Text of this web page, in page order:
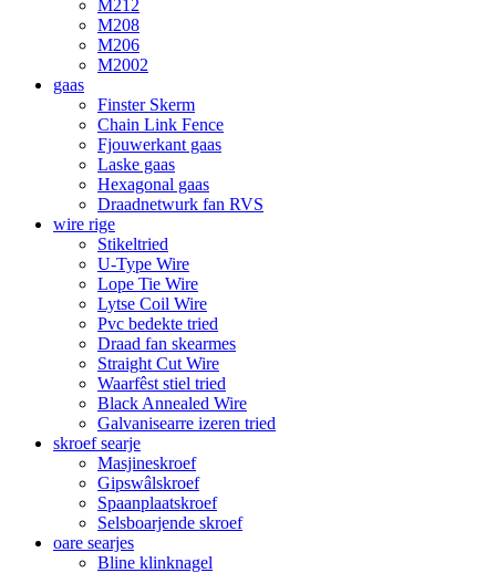
M212
M208
M206
M2002
gaas
Finster Skerm
Chain Link Fence
Fjouwerkant gaas
Laske gaas
Hexagonal gaas
Draadnetwurk fan RVS
wire rige
Stikeltried
U-Type Wire
Lope Tie Wire
Lytse Coil Wire
Pvc bedekte tried
Draad fan skearmes
Straight Cut Wire
Waarfêst stiel tried
Black Annealed Wire
Galvanisearre izeren tried
skroef searje
Masjineskroef
Gipswâlskroef
Spaanplaatskroef
Selsboarjende skroef
oare searjes
Bline klinknagel